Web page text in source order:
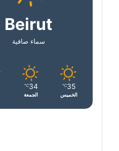
Beirut
سماء صافية
35
℃
الخميس
34
℃
الجمعة